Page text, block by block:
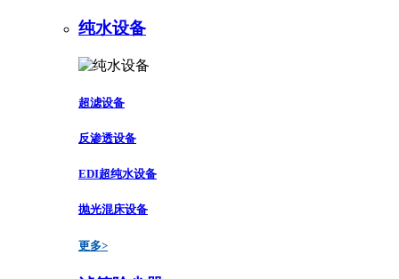
纯水设备
超滤设备
反渗透设备
EDI超纯水设备
抛光混床设备
更多>